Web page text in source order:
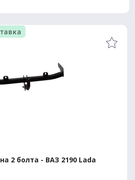
2 болта - ВАЗ 2190 Lada